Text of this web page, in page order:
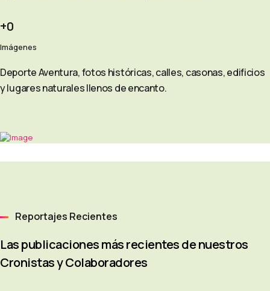
0
Imágenes
Deporte Aventura, fotos históricas, calles, casonas, edificios
y lugares naturales llenos de encanto.
Reportajes Recientes
Las publicaciones más recientes de nuestros
Cronistas y Colaboradores